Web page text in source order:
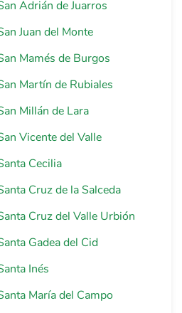
Adrián de Juarros
Juan del Monte
Mamés de Burgos
Martín de Rubiales
Millán de Lara
Vicente del Valle
Cecilia
Cruz de la Salceda
Cruz del Valle Urbión
Gadea del Cid
Inés
María del Campo